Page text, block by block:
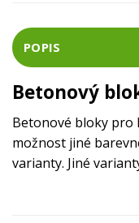
POPIS
Betonový
Betonové bloky pro
možnost jiné
varianty. Jiné